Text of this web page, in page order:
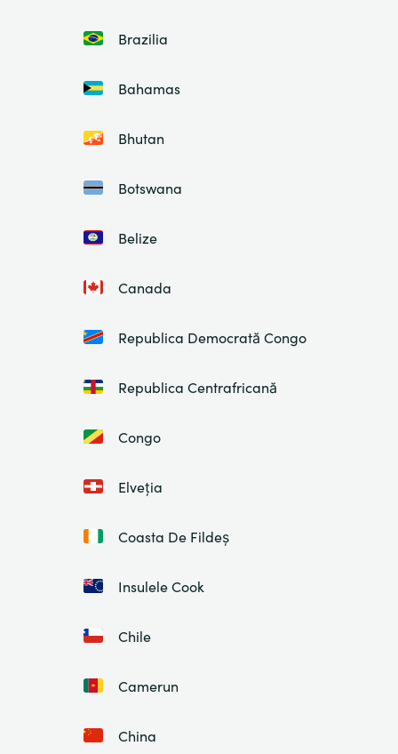
Brazilia
Bahamas
Bhutan
Botswana
Belize
Canada
Republica Democrată Congo
Republica Centrafricană
Congo
Elveția
Coasta De Fildeș
Insulele Cook
Chile
Camerun
China